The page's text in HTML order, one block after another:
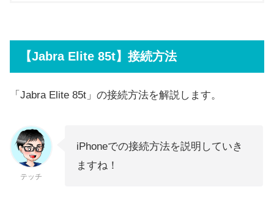
【Jabra Elite 85t】接続方法
「Jabra Elite 85t」の接続方法を解説します。
テッチ
iPhoneでの接続方法を説明していき
ますね！